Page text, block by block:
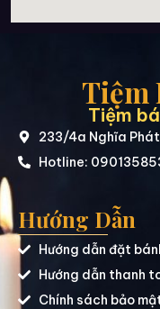
Tiệm
Tiệm
233/4a Nghĩa Phát
Hotline:
Hướng Dẫn
Hướng dẫn đặt
Hướng dẫn thanh
Chính sách bảo